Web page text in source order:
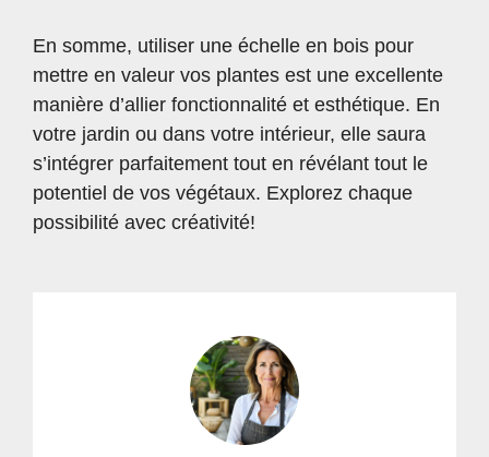
En somme, utiliser une échelle en bois pour
mettre en valeur vos plantes est une excellente
manière d’allier fonctionnalité et esthétique. En
votre jardin ou dans votre intérieur, elle saura
s’intégrer parfaitement tout en révélant tout le
potentiel de vos végétaux. Explorez chaque
possibilité avec créativité!